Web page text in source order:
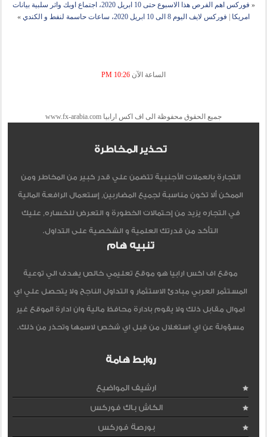
«
فوركس اهم الفرص هذا الاسبوع حتى 10 ابريل 2020، اجتماع اوبك واثر سلبية بيانات
امريكا
فوركس لايف اليوم 8 الى 10 ابريل 2020، ساعات حاسمة لنفط و الكندي »
الساعة الآن 10:26 PM
جميع الحقوق محفوظة الى اف اكس ارابيا www.fx-arabia.com
تحذير المخاطرة
التجارة بالعملات الأجنبية تتضمن علي قدر كبير من المخاطر ومن
الممكن ألا تكون مناسبة لجميع المضاربين, إستعمال الرافعة المالية
في التجاره يزيد من إحتمالات الخطورة و التعرض للخساره, عليك
التأكد من قدرتك العلمية و الشخصية على التداول.
تنبيه هام
موقع اف اكس ارابيا هو موقع تعليمي خالص يهدف الي توعية
المستثمر العربي مبادئ الاستثمار و التداول الناجح ولا يتحصل علي اي
اموال مقابل ذلك ولا يقوم بادارة محافظ مالية وان ادارة الموقع غير
مسؤولة عن اي استغلال من قبل اي شخص لاسمها وتحذر من ذلك.
روابط هامة
ارشيف المواضيع
الكاش باك فوركس
بورصة فوركس